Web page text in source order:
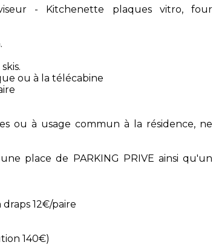
- Kitchenette plaques vitro, four
ou à la télécabine
ou à usage commun à la résidence, ne
place de PARKING PRIVE ainsi qu'un
12€/paire
140€)